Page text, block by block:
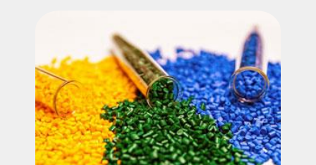
رطوبتی نانو در مراحل مختلف اجرا. با ما
همراه باشید